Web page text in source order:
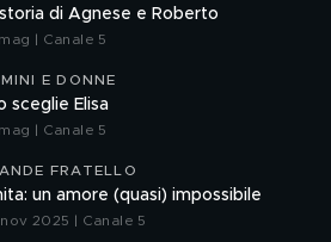
di Agnese e Roberto
| Canale 5
E DONNE
sceglie Elisa
| Canale 5
FRATELLO
un amore (quasi) impossibile
2025 | Canale 5